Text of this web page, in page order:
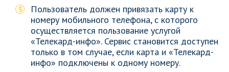
Пользователь должен привязать карту к
номеру мобильного телефона, с которого
осуществляется пользование услугой
«Телекард-инфо». Сервис становится доступен
только в том случае, если карта и «Телекард-
инфо» подключены к одному номеру.